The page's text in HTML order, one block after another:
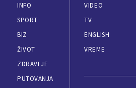
INFO
SPORT
BIZ
ŽIVOT
ZDRAVLJE
PUTOVANJA
VIDEO
TV
ENGLISH
VREME